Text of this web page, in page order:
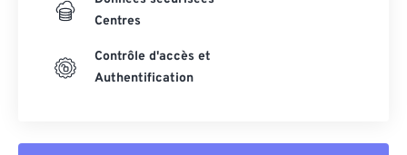
Centres
Contrôle d'accès et
Authentification